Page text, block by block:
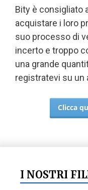
Bity è consigliato
acquistare i loro
suo processo di
incerto e troppo
una grande
registratevi su un
Clicca
I NOSTRI